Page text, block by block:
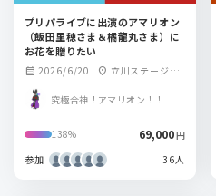
プリパライブに出演のアマリオン
（飯田里穂さま＆橘龍丸さま）に
お花を贈りたい
calendar_month 2026/6/20 location_on 立川ステージガ
究極合神！アマリオン！！
138% 69,000円
参加
36人